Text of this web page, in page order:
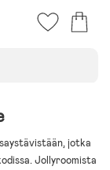
jotka
Jollyroomista